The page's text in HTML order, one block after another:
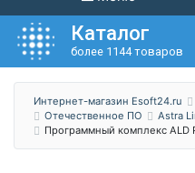
Каталог
более 1144 товаров
Интернет-магазин Esoft24.ru
Отечественное ПО
Astra
Программный комплекс ALD